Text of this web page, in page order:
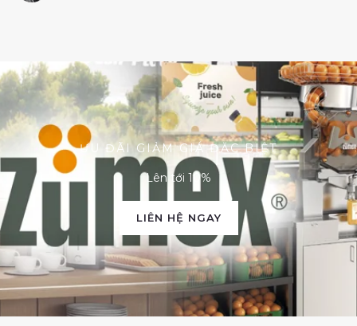
ƯU ĐÃI GIẢM GIÁ ĐẶC BIỆT
Lên tới 10%
LIÊN HỆ NGAY